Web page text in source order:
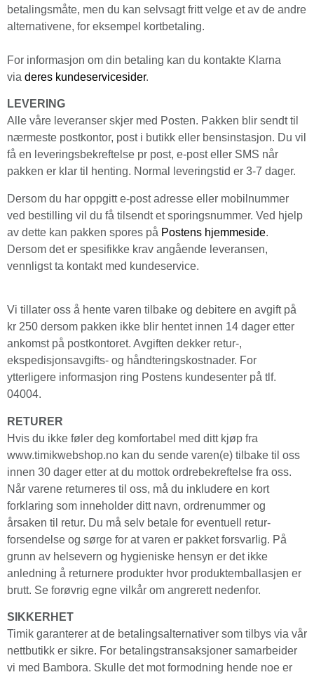
betalingsmåte, men du kan selvsagt fritt velge et av de andre
alternativene, for eksempel kortbetaling.
For informasjon om din betaling kan du kontakte Klarna
via deres kundeservicesider.
LEVERING
Alle våre leveranser skjer med Posten. Pakken blir sendt til
nærmeste postkontor, post i butikk eller bensinstasjon. Du vil
få en leveringsbekreftelse pr post, e-post eller SMS når
pakken er klar til henting. Normal leveringstid er 3-7 dager.
Dersom du har oppgitt e-post adresse eller mobilnummer
ved bestilling vil du få tilsendt et sporings­nummer. Ved hjelp
av dette kan pakken spores på Postens hjemmeside.
Dersom det er spesifikke krav angående leveransen,
vennligst ta kontakt med kundeservice.
Vi tillater oss å hente varen tilbake og debitere en avgift på
kr 250 dersom pakken ikke blir hentet innen 14 dager etter
ankomst på postkontoret. Avgiften dekker retur-,
ekspedisjonsavgifts- og håndteringskostnader. For
ytterligere informasjon ring Postens kundesenter på tlf.
04004.
RETURER
Hvis du ikke føler deg komfortabel med ditt kjøp fra
www.timikwebshop.no kan du sende varen(e) tilbake til oss
innen 30 dager etter at du mottok ordrebekreftelse fra oss.
Når varene returneres til oss, må du inkludere en kort
forklaring som inneholder ditt navn, ordrenummer og
årsaken til retur. Du må selv betale for eventuell retur­
forsendelse og sørge for at varen er pakket forsvarlig. På
grunn av helsevern og hygieniske hensyn er det ikke
anledning å returnere produkter hvor produktemballasjen er
brutt. Se forøvrig egne vilkår om angrerett nedenfor.
SIKKERHET
Timik garanterer at de betalingsalternativer som tilbys via vår
nettbutikk er sikre. For betalings­transaksjoner samarbeider
vi med Bambora. Skulle det mot formodning hende noe er